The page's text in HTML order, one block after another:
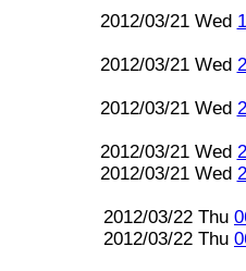
2012/03/21 Wed
2012/03/21 Wed
2012/03/21 Wed
2012/03/21 Wed
2012/03/21 Wed
2012/03/22 Thu
2012/03/22 Thu